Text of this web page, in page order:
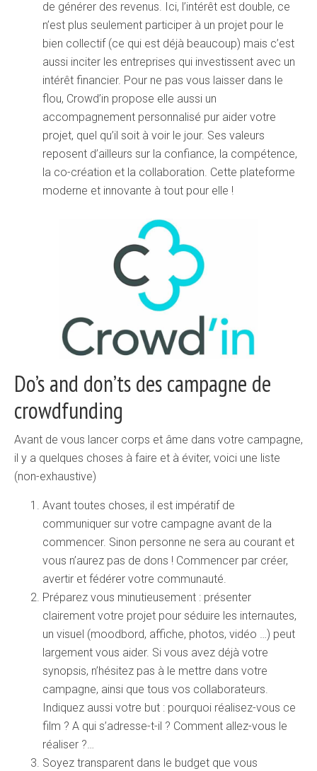
de générer des revenus. Ici, l’intérêt est double, ce
n’est plus seulement participer à un projet pour le
bien collectif (ce qui est déjà beaucoup) mais c’est
aussi inciter les entreprises qui investissent avec un
intérêt financier. Pour ne pas vous laisser dans le
flou, Crowd’in propose elle aussi un
accompagnement personnalisé pur aider votre
projet, quel qu’il soit à voir le jour. Ses valeurs
reposent d’ailleurs sur la confiance, la compétence,
la co-création et la collaboration. Cette plateforme
moderne et innovante à tout pour elle !
Do’s and don’ts des campagne de
crowdfunding
Avant de vous lancer corps et âme dans votre campagne,
il y a quelques choses à faire et à éviter, voici une liste
(non-exhaustive)
Avant toutes choses, il est impératif de
communiquer sur votre campagne avant de la
commencer. Sinon personne ne sera au courant et
vous n’aurez pas de dons ! Commencer par créer,
avertir et fédérer votre communauté.
Préparez vous minutieusement : présenter
clairement votre projet pour séduire les internautes,
un visuel (moodbord, affiche, photos, vidéo …) peut
largement vous aider. Si vous avez déjà votre
synopsis, n’hésitez pas à le mettre dans votre
campagne, ainsi que tous vos collaborateurs.
Indiquez aussi votre but : pourquoi réalisez-vous ce
film ? A qui s’adresse-t-il ? Comment allez-vous le
réaliser ?…
Soyez transparent dans le budget que vous